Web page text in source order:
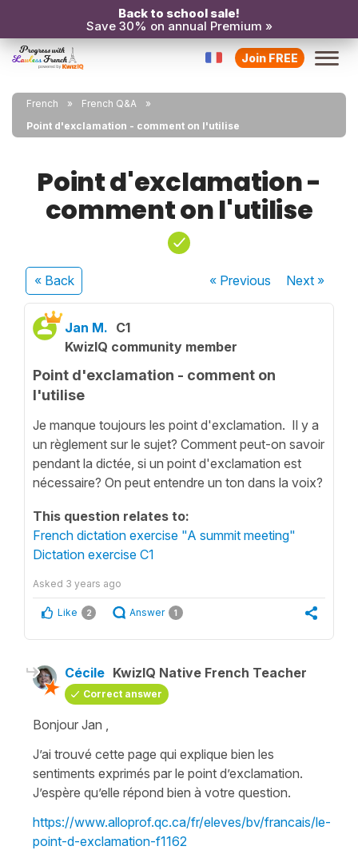
Back to school sale!
Save 30% on annual Premium »
Join FREE
French
French Q&A
Point d'exclamation - comment on l'utilise
Point d'exclamation -
comment on l'utilise
« Back « Previous Next»
Jan M. C1
KwizIQ community member
Point d'exclamation - comment on
l'utilise
Je manque toujours les point d'exclamation. Il y a
un règlement sur le sujet? Comment peut-on savoir
pendant la dictée, si un point d'exclamation est
nécessaire? On peut entendre un ton dans la voix?
This question relates to:
French dictation exercise "A summit meeting"
Dictation exercise C1
Asked 3 years ago
Like 2 Answer 1
Cécile KwizIQ Native French Teacher
Correct answer
Bonjour Jan ,
J’ai trouvé cette page qui explique bien les
sentiments exprimés par le point d’exclamation.
J’espère qu’elle répond bien à votre question.
https://www.alloprof.qc.ca/fr/eleves/bv/francais/le-
point-d-exclamation-f1162